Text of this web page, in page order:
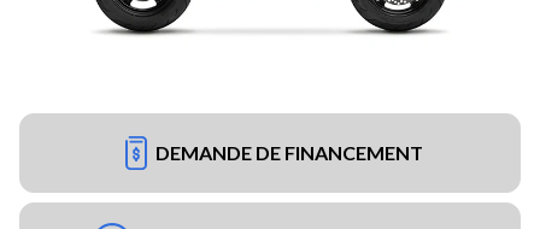
DEMANDE DE FINANCEMENT